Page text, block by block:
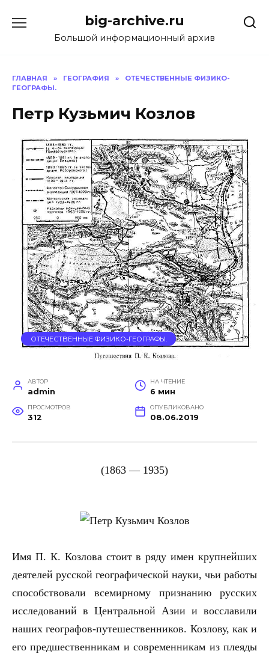
содержанию
big-archive.ru
Большой информационный архив
ГЛАВНАЯ » ГЕОГРАФИЯ »
ОТЕЧЕСТВЕННЫЕ ФИЗИКО-
ГЕОГРАФЫ.
Петр Кузьмич Козлов
ОТЕЧЕСТВЕННЫЕ ФИЗИКО-ГЕОГРАФЫ.
АВТОР
admin
НА ЧТЕНИЕ
6 мин
ПРОСМОТРОВ
312
ОПУБЛИКОВАНО
08.06.2019
(1863 — 1935)
Имя П. К. Козлова стоит в ряду имен крупнейших
деятелей русской географической науки, чьи работы
способствовали всемирному признанию русских
исследований в Центральной Азии и восславили
наших географов-путешественников. Козлову, как и
его предшественникам и современникам из плеяды